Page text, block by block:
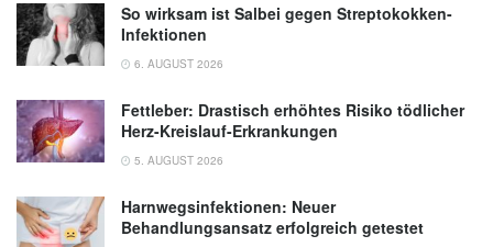
So wirksam ist Salbei gegen Streptokokken-
Infektionen
6. AUGUST 2026
Fettleber: Drastisch erhöhtes Risiko tödlicher
Herz-Kreislauf-Erkrankungen
5. AUGUST 2026
Harnwegsinfektionen: Neuer
Behandlungsansatz erfolgreich getestet